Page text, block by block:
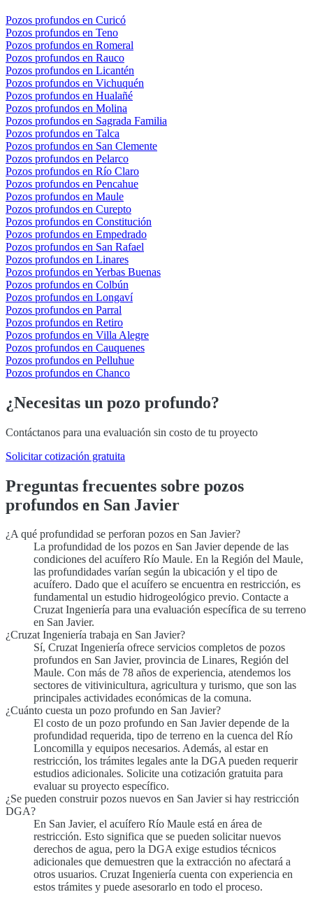
Pozos profundos en Curicó
Pozos profundos en Teno
Pozos profundos en Romeral
Pozos profundos en Rauco
Pozos profundos en Licantén
Pozos profundos en Vichuquén
Pozos profundos en Hualañé
Pozos profundos en Molina
Pozos profundos en Sagrada Familia
Pozos profundos en Talca
Pozos profundos en San Clemente
Pozos profundos en Pelarco
Pozos profundos en Río Claro
Pozos profundos en Pencahue
Pozos profundos en Maule
Pozos profundos en Curepto
Pozos profundos en Constitución
Pozos profundos en Empedrado
Pozos profundos en San Rafael
Pozos profundos en Linares
Pozos profundos en Yerbas Buenas
Pozos profundos en Colbún
Pozos profundos en Longaví
Pozos profundos en Parral
Pozos profundos en Retiro
Pozos profundos en Villa Alegre
Pozos profundos en Cauquenes
Pozos profundos en Pelluhue
Pozos profundos en Chanco
¿Necesitas un pozo profundo?
Contáctanos para una evaluación sin costo de tu proyecto
Solicitar cotización gratuita
Preguntas frecuentes sobre pozos
profundos en San Javier
¿A qué profundidad se perforan pozos en San Javier?
La profundidad de los pozos en San Javier depende de las
condiciones del acuífero Río Maule. En la Región del Maule,
las profundidades varían según la ubicación y el tipo de
acuífero. Dado que el acuífero se encuentra en restricción, es
fundamental un estudio hidrogeológico previo. Contacte a
Cruzat Ingeniería para una evaluación específica de su terreno
en San Javier.
¿Cruzat Ingeniería trabaja en San Javier?
Sí, Cruzat Ingeniería ofrece servicios completos de pozos
profundos en San Javier, provincia de Linares, Región del
Maule. Con más de 78 años de experiencia, atendemos los
sectores de vitivinicultura, agricultura y turismo, que son las
principales actividades económicas de la comuna.
¿Cuánto cuesta un pozo profundo en San Javier?
El costo de un pozo profundo en San Javier depende de la
profundidad requerida, tipo de terreno en la cuenca del Río
Loncomilla y equipos necesarios. Además, al estar en
restricción, los trámites legales ante la DGA pueden requerir
estudios adicionales. Solicite una cotización gratuita para
evaluar su proyecto específico.
¿Se pueden construir pozos nuevos en San Javier si hay restricción
DGA?
En San Javier, el acuífero Río Maule está en área de
restricción. Esto significa que se pueden solicitar nuevos
derechos de agua, pero la DGA exige estudios técnicos
adicionales que demuestren que la extracción no afectará a
otros usuarios. Cruzat Ingeniería cuenta con experiencia en
estos trámites y puede asesorarlo en todo el proceso.